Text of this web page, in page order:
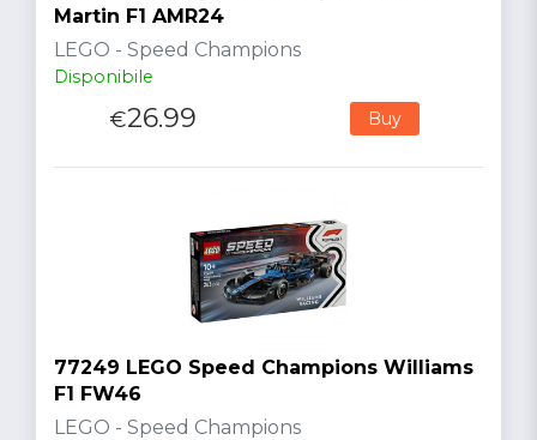
Martin F1 AMR24
LEGO - Speed Champions
Disponibile
€26.99 Buy
77249 LEGO Speed Champions Williams
F1 FW46
LEGO - Speed Champions